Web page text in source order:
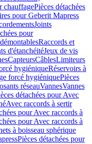
chauffagePièces détachées
pour Geberit Mapress
Joints
pour
Raccords et
d'étanchéitéJeux de vis
CapteursCâblesLimiteurs
hygiéniqueRéservoirs à
forcé hygiéniquePièces
réseauVannesVannes
détachées pour Avec
Avec raccords à sertir
pour Avec raccords à
pour Avec raccords à
à boisseau sphérique
Pièces détachées pour